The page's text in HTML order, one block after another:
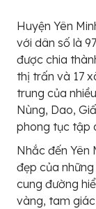
Huyện Yên
với dân số là
được chia
thị trấn và 17
trung của
Nùng, Dao,
phong tục tập
Nhắc đến Yên
đẹp của
cung đường
vàng, tam